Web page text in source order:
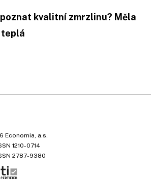
poznat kvalitní zmrzlinu? Měla
teplá
Economia, a.s.
1210-0714
2787-9380